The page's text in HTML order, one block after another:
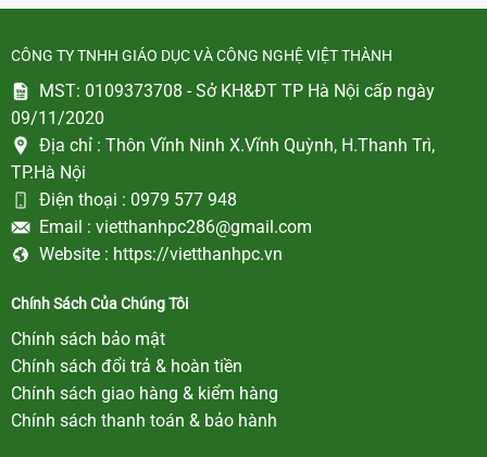
CÔNG TY TNHH GIÁO DỤC VÀ CÔNG NGHỆ VIỆT THÀNH
MST: 0109373708 - Sở KH&ĐT TP Hà Nội cấp ngày
09/11/2020
Địa chỉ : Thôn Vĩnh Ninh X.Vĩnh Quỳnh, H.Thanh Trì,
TP.Hà Nội
Điện thoại : 0979 577 948
Email : vietthanhpc286@gmail.com
Website : https://vietthanhpc.vn
Chính Sách Của Chúng Tôi
Chính sách bảo mật
Chính sách đổi trả & hoàn tiền
Chính sách giao hàng & kiểm hàng
Chính sách thanh toán & bảo hành